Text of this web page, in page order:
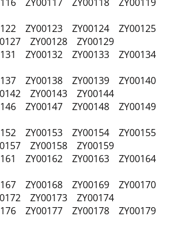
ZY00123 ZY00124 ZY00125
ZY00128 ZY00129
ZY00132 ZY00133 ZY00134
ZY00138 ZY00139 ZY00140
ZY00143 ZY00144
ZY00147 ZY00148 ZY00149
ZY00153 ZY00154 ZY00155
ZY00158 ZY00159
ZY00162 ZY00163 ZY00164
ZY00168 ZY00169 ZY00170
ZY00173 ZY00174
ZY00177 ZY00178 ZY00179